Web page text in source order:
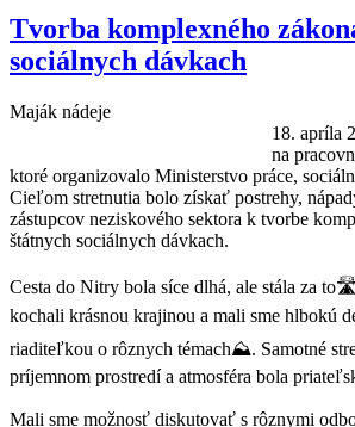
Tvorba komplexného
sociálnych dávkach
Maják nádeje
18. apríla
na
ktoré organizovalo Ministerstvo práce,
Cieľom stretnutia bolo získať postrehy,
zástupcov neziskového sektora k tvorbe
štátnych sociálnych dávkach.
Cesta do Nitry bola síce dlhá, ale stála za
kochali krásnou krajinou a mali sme hlbokú
riaditeľkou o rôznych témach⛰️. Samotné
príjemnom prostredí a atmosféra bola
Mali sme možnosť diskutovať s rôznymi